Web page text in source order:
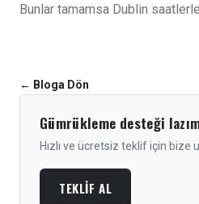
Bunlar tamamsa Dublin
← Bloga Dön
Gümrükleme desteği
Hızlı ve ücretsiz teklif için bize
TEKLIF AL